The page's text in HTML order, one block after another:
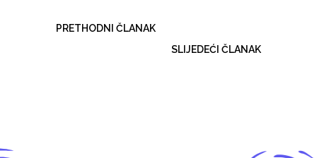
PRETHODNI ČLANAK
SLIJEDEĆI ČLANAK